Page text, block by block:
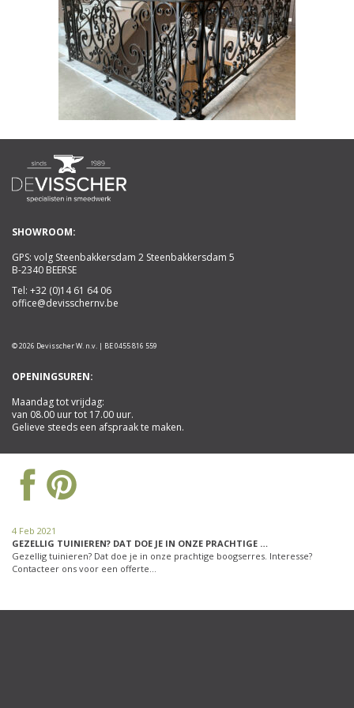
SHOWROOM:
GPS: volg Steenbakkersdam 2 Steenbakkersdam 5
B-2340 BEERSE
Tel: +32 (0)14 61 64 06
office@devisschernv.be
© 2026 Devisscher W. n.v. | BE 0455 816 559
OPENINGSUREN:
Maandag tot vrijdag:
van 08.00 uur tot 17.00 uur.
Gelieve steeds een afspraak te maken.
4 Feb 2021
GEZELLIG TUINIEREN? DAT DOE JE IN ONZE PRACHTIGE …
Gezellig tuinieren? Dat doe je in onze prachtige boogserres. Interesse?
Contacteer ons voor een offerte…